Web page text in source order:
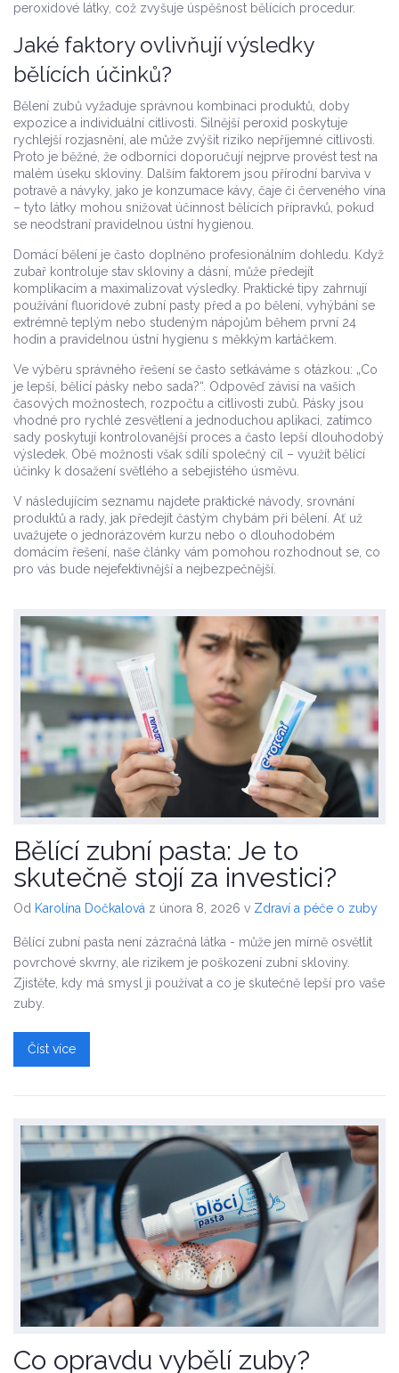
peroxidové látky, což zvyšuje úspěšnost bělících procedur.
Jaké faktory ovlivňují výsledky
bělících účinků?
Bělení zubů vyžaduje správnou kombinaci produktů, doby
expozice a individuální citlivosti. Silnější peroxid poskytuje
rychlejší rozjasnění, ale může zvýšit riziko nepříjemné citlivosti.
Proto je běžné, že odborníci doporučují nejprve provést test na
malém úseku skloviny. Dalším faktorem jsou přírodní barviva v
potravě a návyky, jako je konzumace kávy, čaje či červeného vína
– tyto látky mohou snižovat účinnost bělících přípravků, pokud
se neodstraní pravidelnou ústní hygienou.
Domácí bělení je často doplněno profesionálním dohledu. Když
zubař kontroluje stav skloviny a dásní, může předejít
komplikacím a maximalizovat výsledky. Praktické tipy zahrnují
používání fluoridové zubní pasty před a po bělení, vyhýbání se
extrémně teplým nebo studeným nápojům během první 24
hodin a pravidelnou ústní hygienu s měkkým kartáčkem.
Ve výběru správného řešení se často setkáváme s otázkou: „Co
je lepší, bělicí pásky nebo sada?“. Odpověď závisí na vašich
časových možnostech, rozpočtu a citlivosti zubů. Pásky jsou
vhodné pro rychlé zesvětlení a jednoduchou aplikaci, zatímco
sady poskytují kontrolovanější proces a často lepší dlouhodobý
výsledek. Obě možnosti však sdílí společný cíl – využít bělící
účinky k dosažení světlého a sebejistého úsměvu.
V následujícím seznamu najdete praktické návody, srovnání
produktů a rady, jak předejít častým chybám při bělení. Ať už
uvažujete o jednorázovém kurzu nebo o dlouhodobém
domácím řešení, naše články vám pomohou rozhodnout se, co
pro vás bude nejefektivnější a nejbezpečnější.
Bělící zubní pasta: Je to
skutečně stojí za investici?
Od Karolína Dočkalová z února 8, 2026 v Zdraví a péče o zuby
Bělící zubní pasta není zázračná látka - může jen mírně osvětlit
povrchové skvrny, ale rizikem je poškození zubní skloviny.
Zjistěte, kdy má smysl ji používat a co je skutečně lepší pro vaše
zuby.
Číst více
Co opravdu vybělí zuby?